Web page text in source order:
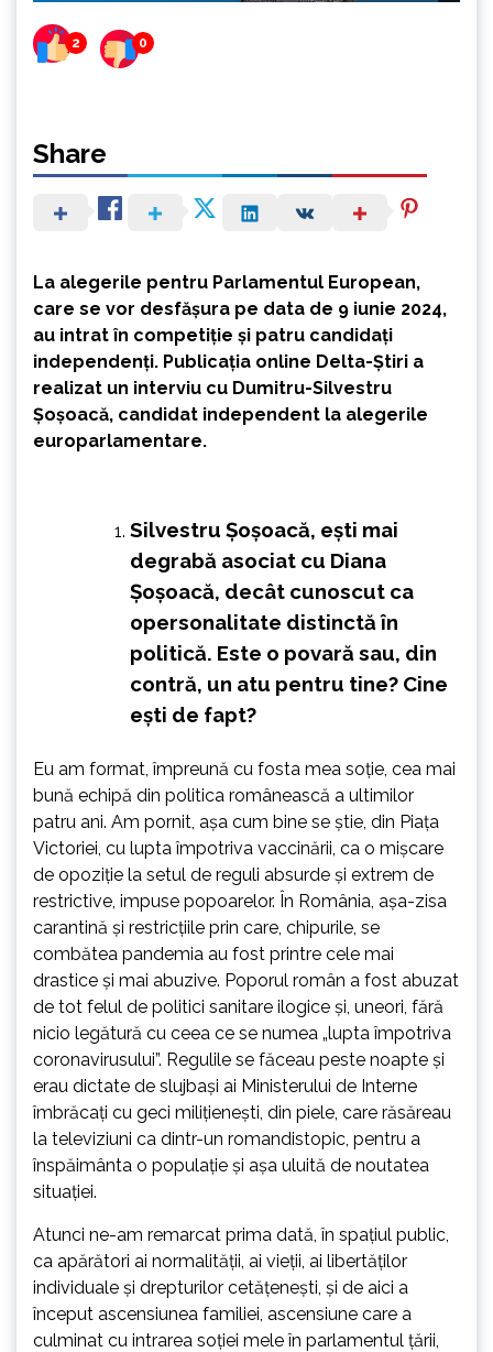
2 0
Share
La alegerile pentru Parlamentul European,
care se vor desfășura pe data de 9 iunie 2024,
au intrat în competiție și patru candidați
independenți. Publicația online Delta-Știri a
realizat un interviu cu Dumitru-Silvestru
Șoșoacă, candidat independent la alegerile
europarlamentare.
Silvestru Șoșoacă, ești mai
degrabă asociat cu Diana
Șoșoacă, decât cunoscut ca
opersonalitate distinctă în
politică. Este o povară sau, din
contră, un atu pentru tine? Cine
ești de fapt?
Eu am format, împreună cu fosta mea soție, cea mai
bună echipă din politica românească a ultimilor
patru ani. Am pornit, așa cum bine se știe, din Piața
Victoriei, cu lupta împotriva vaccinării, ca o mișcare
de opoziție la setul de reguli absurde și extrem de
restrictive, impuse popoarelor. În România, așa-zisa
carantină și restricțiile prin care, chipurile, se
combătea pandemia au fost printre cele mai
drastice și mai abuzive. Poporul român a fost abuzat
de tot felul de politici sanitare ilogice și, uneori, fără
nicio legătură cu ceea ce se numea „lupta împotriva
coronavirusului”. Regulile se făceau peste noapte și
erau dictate de slujbași ai Ministerului de Interne
îmbrăcați cu geci milițienești, din piele, care răsăreau
la televiziuni ca dintr-un romandistopic, pentru a
înspăimânta o populație și așa uluită de noutatea
situației.
Atunci ne-am remarcat prima dată, în spațiul public,
ca apărători ai normalității, ai vieții, ai libertăților
individuale și drepturilor cetățenești, și de aici a
început ascensiunea familiei, ascensiune care a
culminat cu intrarea soției mele în parlamentul țării,